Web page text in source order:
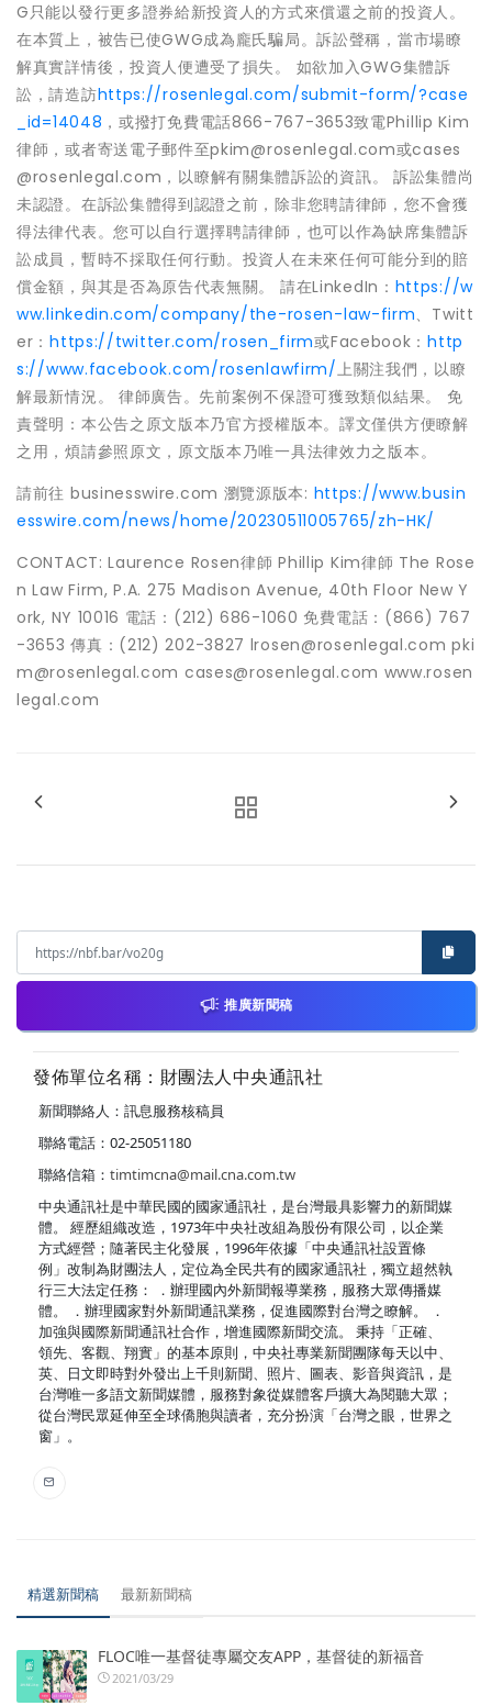
G只能以發行更多證券給新投資人的方式來償還之前的投資人。
在本質上，被告已使GWG成為龐氏騙局。訴訟聲稱，當市場瞭
解真實詳情後，投資人便遭受了損失。 如欲加入GWG集體訴
訟，請造訪https://rosenlegal.com/submit-form/?case
_id=14048 ，或撥打免費電話866-767-3653致電Phillip Kim
律師，或者寄送電子郵件至pkim@rosenlegal.com或cases
@rosenlegal.com，以瞭解有關集體訴訟的資訊。 訴訟集體尚
未認證。在訴訟集體得到認證之前，除非您聘請律師，您不會獲
得法律代表。您可以自行選擇聘請律師，也可以作為缺席集體訴
訟成員，暫時不採取任何行動。投資人在未來任何可能分到的賠
償金額，與其是否為原告代表無關。 請在LinkedIn： https://w
ww.linkedin.com/company/the-rosen-law-firm、Twitt
er：https://twitter.com/rosen_firm或Facebook：http
s://www.facebook.com/rosenlawfirm/上關注我們，以瞭
解最新情況。 律師廣告。先前案例不保證可獲致類似結果。 免
責聲明：本公告之原文版本乃官方授權版本。譯文僅供方便瞭解
之用，煩請參照原文，原文版本乃唯一具法律效力之版本。
請前往 businesswire.com 瀏覽源版本: https://www.busin
esswire.com/news/home/20230511005765/zh-HK/
CONTACT: Laurence Rosen律師 Phillip Kim律師 The Rose
n Law Firm, P.A. 275 Madison Avenue, 40th Floor New Y
ork, NY 10016 電話：(212) 686-1060 免費電話：(866) 767
-3653 傳真：(212) 202-3827 lrosen@rosenlegal.com pki
m@rosenlegal.com cases@rosenlegal.com www.rosen
legal.com
推廣新聞稿
發佈單位名稱：財團法人中央通訊社
新聞聯絡人：訊息服務核稿員
聯絡電話：02-25051180
聯絡信箱： timtimcna@mail.cna.com.tw
中央通訊社是中華民國的國家通訊社，是台灣最具影響力的新聞媒
體。 經歷組織改造，1973年中央社改組為股份有限公司，以企業
方式經營；隨著民主化發展，1996年依據「中央通訊社設置條
例」改制為財團法人，定位為全民共有的國家通訊社，獨立超然執
行三大法定任務： ．辦理國內外新聞報導業務，服務大眾傳播媒
體。 ．辦理國家對外新聞通訊業務，促進國際對台灣之瞭解。 ．
加強與國際新聞通訊社合作，增進國際新聞交流。 秉持「正確、
領先、客觀、翔實」的基本原則，中央社專業新聞團隊每天以中、
英、日文即時對外發出上千則新聞、照片、圖表、影音與資訊，是
台灣唯一多語文新聞媒體，服務對象從媒體客戶擴大為閱聽大眾；
從台灣民眾延伸至全球僑胞與讀者，充分扮演「台灣之眼，世界之
窗」。
精選新聞稿 最新新聞稿
FLOC唯一基督徒專屬交友APP，基督徒的新福音
2021/03/29